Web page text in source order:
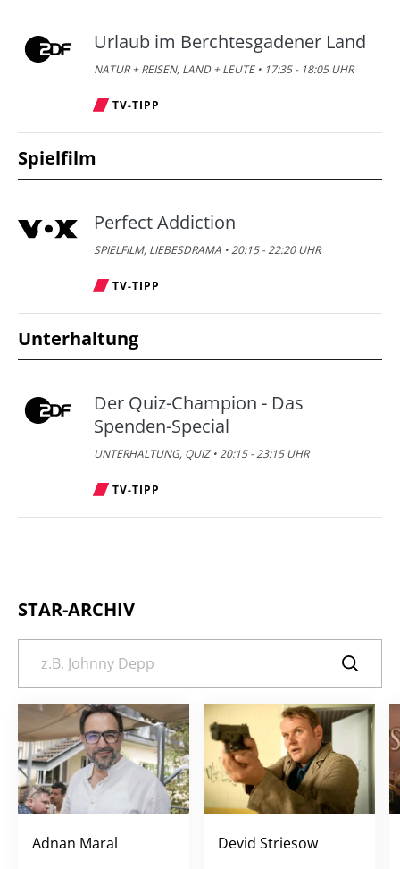
Urlaub im Berchtesgadener Land
NATUR + REISEN, LAND + LEUTE • 17:35 - 18:05 UHR
TV-TIPP
Spielfilm
Perfect Addiction
SPIELFILM, LIEBESDRAMA • 20:15 - 22:20 UHR
TV-TIPP
Unterhaltung
Der Quiz-Champion - Das
Spenden-Special
UNTERHALTUNG, QUIZ • 20:15 - 23:15 UHR
TV-TIPP
STAR-ARCHIV
Adnan Maral Devid Striesow